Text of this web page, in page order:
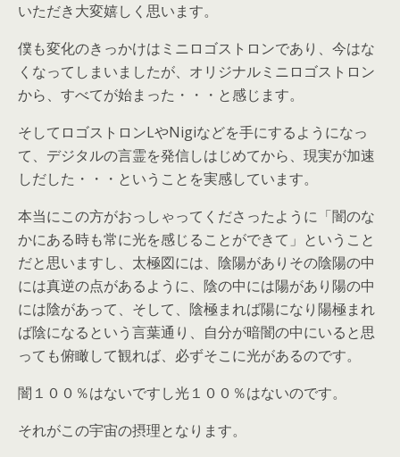
いただき大変嬉しく思います。
僕も変化のきっかけはミニロゴストロンであり、今はな
くなってしまいましたが、オリジナルミニロゴストロン
から、すべてが始まった・・・と感じます。
そしてロゴストロンLやNigiなどを手にするようになっ
て、デジタルの言霊を発信しはじめてから、現実が加速
しだした・・・ということを実感しています。
本当にこの方がおっしゃってくださったように「闇のな
かにある時も常に光を感じることができて」ということ
だと思いますし、太極図には、陰陽がありその陰陽の中
には真逆の点があるように、陰の中には陽があり陽の中
には陰があって、そして、陰極まれば陽になり陽極まれ
ば陰になるという言葉通り、自分が暗闇の中にいると思
っても俯瞰して観れば、必ずそこに光があるのです。
闇１００％はないですし光１００％はないのです。
それがこの宇宙の摂理となります。